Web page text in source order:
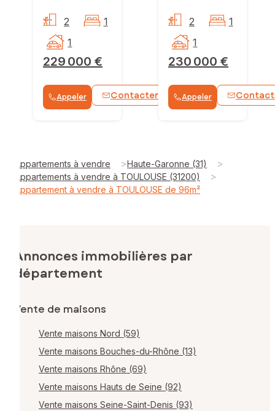
229 000 €
2
1
1
Appeler Contacter WhatsApp
230 000 €
2
1
1
Appeler
Appartements à vendre >Haute-Garonne (31) >
Appartements à vendre à TOULOUSE (31200) >
Appartement à vendre à TOULOUSE de 96m²
Annonces immobilières par
département
Vente de maisons
Vente maisons Nord (59)
Vente maisons Bouches-du-Rhône (13)
Vente maisons Rhône (69)
Vente maisons Hauts de Seine (92)
Vente maisons Seine-Saint-Denis (93)